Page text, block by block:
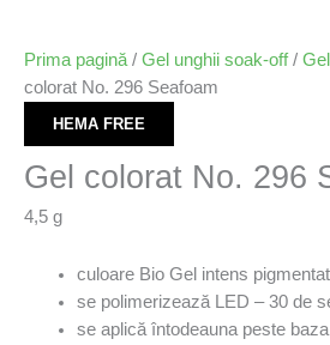
Prima pagină / Gel unghii soak-off/
colorat No. 296 Seafoam
HEMA FREE
Gel colorat No. 296
4,5 g
culoare Bio Gel intens
se polimerizează LED – 30 de
se aplică întodeauna peste